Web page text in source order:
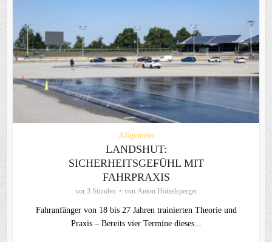
Allgemein
LANDSHUT:
SICHERHEITSGEFÜHL MIT
FAHRPRAXIS
vor 3 Stunden von Anton Hötzelsperger
Fahranfänger von 18 bis 27 Jahren trainierten Theorie und
Praxis – Bereits vier Termine dieses...